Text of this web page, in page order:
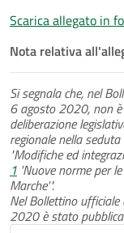
Scarica allegato in
Nota relativa
Si segnala che, nel
6 agosto 2020, non
deliberazione
regionale nella
"Modifiche ed
1 'Nuove norme per
Marche'".
Nel Bollettino
2020 è stato